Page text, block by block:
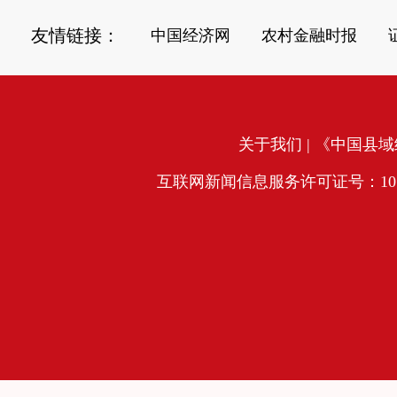
友情链接： 中国经济网 农村金融时报
关于我们 | 《中国县
互联网新闻信息服务许可证号：